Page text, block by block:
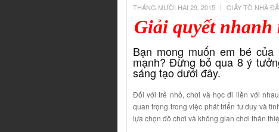
THÁNG MƯỜI HAI 29, 2015 GIẤY TỜ NHÀ
Giải quyết
Bạn mong muốn em bé
mạnh? Đừng bỏ qua 8 ý
sáng tạo dưới đây.
Đối với trẻ nhỏ, chơi và học đi liền với
quan trọng trong việc phát triển tư duy và
lựa chọn đồ chơi và không gian chơi thân